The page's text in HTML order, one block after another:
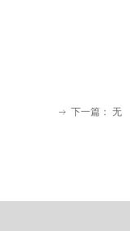
ꁹ 下一篇： 无